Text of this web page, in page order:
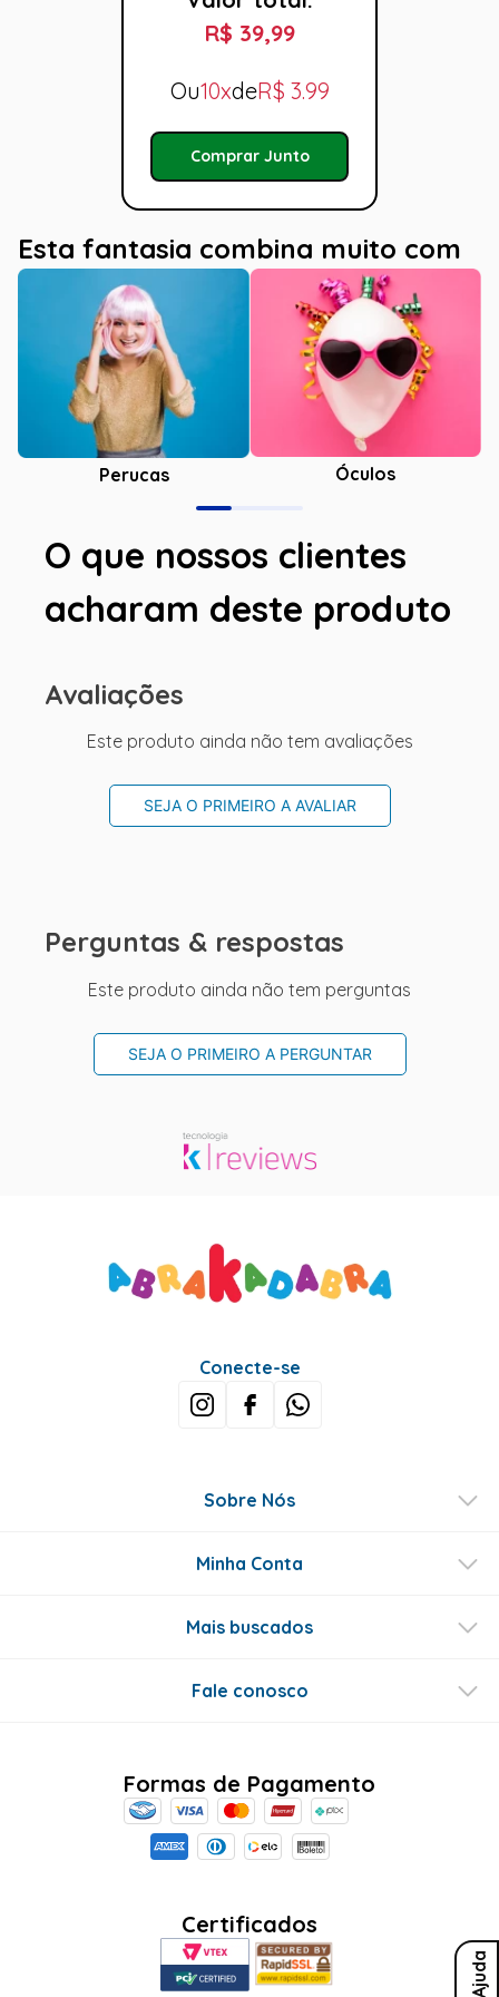
R$ 39,99
Ou10xdeR$ 3.99
Comprar Junto
Esta fantasia combina muito com
Perucas Óculos
O que nossos clientes
acharam deste produto
Avaliações
Este produto ainda não tem avaliações
SEJA O PRIMEIRO A AVALIAR
Perguntas & respostas
Este produto ainda não tem perguntas
SEJA O PRIMEIRO A PERGUNTAR
Ajuda
Conecte-se
Sobre Nós
Minha Conta
Mais buscados
Fale conosco
Formas de Pagamento
Certificados